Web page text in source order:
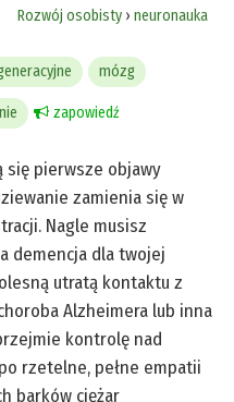
Rozwój osobisty› neuronauka
mózg
zapowiedź
się pierwsze objawy
zamienia się w
Nagle musisz
demencja dla twojej
utratą kontaktu z
Alzheimera lub inna
kontrolę nad
rzetelne, pełne empatii
barków ciężar